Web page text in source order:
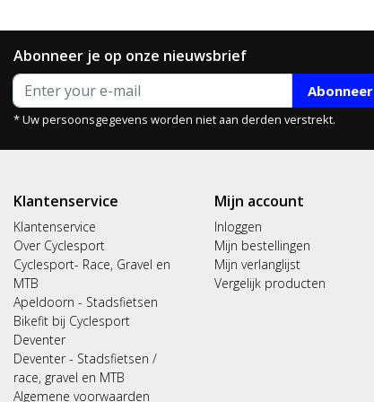
Abonneer je op onze nieuwsbrief
Abonneer
* Uw persoonsgegevens worden niet aan derden verstrekt.
Klantenservice
Klantenservice
Over Cyclesport
Cyclesport- Race, Gravel en
MTB
Apeldoorn - Stadsfietsen
Bikefit bij Cyclesport
Deventer
Deventer - Stadsfietsen /
race, gravel en MTB
Algemene voorwaarden
Mijn account
Inloggen
Mijn bestellingen
Mijn verlanglijst
Vergelijk producten